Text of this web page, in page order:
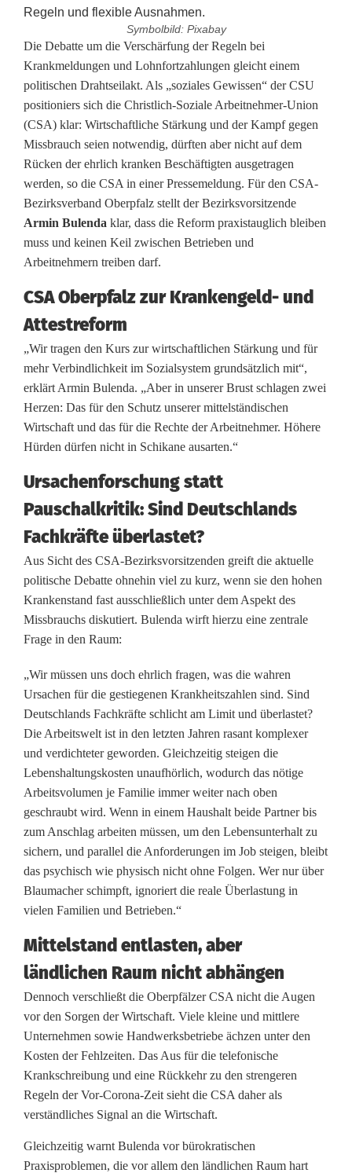
Symbolbild: Pixabay
W
i
r
t
s
c
h
a
f
t
l
i
c
h
V
e
r
n
u
n
f
t
j
a
,
G
e
n
e
r
a
l
v
e
r
d
a
Die Debatte um die Verschärfung der Regeln bei
Krankmeldungen und Lohnfortzahlungen gleicht einem
politischen Drahtseilakt. Als „soziales Gewissen“ der CSU
positioniers sich die Christlich-Soziale Arbeitnehmer-Union
(CSA) klar: Wirtschaftliche Stärkung und der Kampf gegen
Missbrauch seien notwendig, dürften aber nicht auf dem
Rücken der ehrlich kranken Beschäftigten ausgetragen
werden, so die CSA in einer Pressemeldung. Für den CSA-
Bezirksverband Oberpfalz stellt der Bezirksvorsitzende
Armin Bulenda klar, dass die Reform praxistauglich bleiben
muss und keinen Keil zwischen Betrieben und
Arbeitnehmern treiben darf.
CSA Oberpfalz zur Krankengeld- und
Attestreform
„Wir tragen den Kurs zur wirtschaftlichen Stärkung und für
mehr Verbindlichkeit im Sozialsystem grundsätzlich mit“,
erklärt Armin Bulenda. „Aber in unserer Brust schlagen zwei
Herzen: Das für den Schutz unserer mittelständischen
Wirtschaft und das für die Rechte der Arbeitnehmer. Höhere
Hürden dürfen nicht in Schikane ausarten.“
Ursachenforschung statt
Pauschalkritik: Sind Deutschlands
Fachkräfte überlastet?
Aus Sicht des CSA-Bezirksvorsitzenden greift die aktuelle
politische Debatte ohnehin viel zu kurz, wenn sie den hohen
Krankenstand fast ausschließlich unter dem Aspekt des
Missbrauchs diskutiert. Bulenda wirft hierzu eine zentrale
Frage in den Raum:
„Wir müssen uns doch ehrlich fragen, was die wahren
Ursachen für die gestiegenen Krankheitszahlen sind. Sind
Deutschlands Fachkräfte schlicht am Limit und überlastet?
Die Arbeitswelt ist in den letzten Jahren rasant komplexer
und verdichteter geworden. Gleichzeitig steigen die
Lebenshaltungskosten unaufhörlich, wodurch das nötige
Arbeitsvolumen je Familie immer weiter nach oben
geschraubt wird. Wenn in einem Haushalt beide Partner bis
zum Anschlag arbeiten müssen, um den Lebensunterhalt zu
sichern, und parallel die Anforderungen im Job steigen, bleibt
das psychisch wie physisch nicht ohne Folgen. Wer nur über
Blaumacher schimpft, ignoriert die reale Überlastung in
vielen Familien und Betrieben.“
Mittelstand entlasten, aber
ländlichen Raum nicht abhängen
Dennoch verschließt die Oberpfälzer CSA nicht die Augen
vor den Sorgen der Wirtschaft. Viele kleine und mittlere
Unternehmen sowie Handwerksbetriebe ächzen unter den
Kosten der Fehlzeiten. Das Aus für die telefonische
Krankschreibung und eine Rückkehr zu den strengeren
Regeln der Vor-Corona-Zeit sieht die CSA daher als
verständliches Signal an die Wirtschaft.
Gleichzeitig warnt Bulenda vor bürokratischen
Praxisproblemen, die vor allem den ländlichen Raum hart